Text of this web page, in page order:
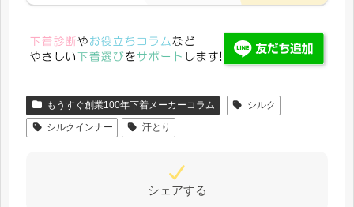
もうすぐ創業100年下着メーカーコラム
シルク
シルクインナー
汗とり
シェアする